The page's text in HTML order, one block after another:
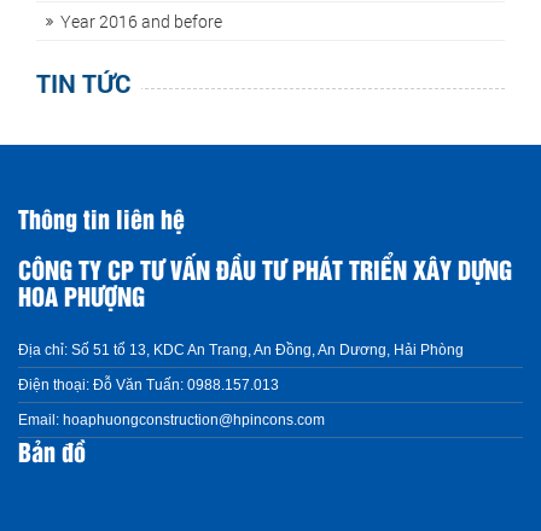
Year 2016 and before
TIN TỨC
Thông tin liên hệ
CÔNG TY CP TƯ VẤN ĐẦU TƯ PHÁT TRIỂN XÂY DỰNG
HOA PHƯỢNG
Địa chỉ: Số 51 tổ 13, KDC An Trang, An Đồng, An Dương, Hải Phòng
Điện thoại: Đỗ Văn Tuấn: 0988.157.013
Email: hoaphuongconstruction@hpincons.com
Bản đồ